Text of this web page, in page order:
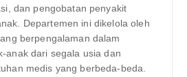
dan pengobatan penyakit
Departemen ini dikelola oleh
berpengalaman dalam
anak dari segala usia dan
medis yang berbeda-beda.